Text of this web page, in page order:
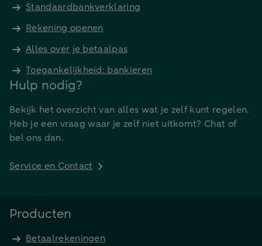
Standaardbankverklaring
Rekening openen
Alles over je betaalpas
Toegankelijkheid: bankieren
Hulp nodig?
Bekijk het overzicht van alles wat je zelf kunt regelen.
Heb je een vraag waar je zelf niet uitkomt? Chat of
bel ons dan.
Service en Contact
Producten
Betaalrekeningen